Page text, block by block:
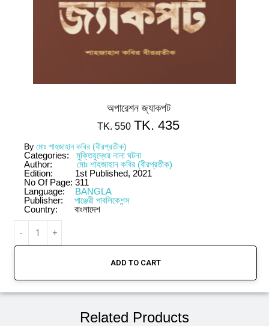
অপারেশন জ্যাকপট
TK.550 TK. 435
By মোঃ শাহজাহান কবির (বীরপ্রতীক)
Categories:
মুক্তিযুদ্ধের নানা ঘটনা
Author:
মোঃ শাহজাহান কবির (বীরপ্রতীক)
Edition:
1st Published, 2021
No Of Page: 311
Language:
BANGLA
Publisher:
পাঞ্জেরী পাবলিকেশন্স
Country:
বাংলাদেশ
ADD TO CART
Related Products